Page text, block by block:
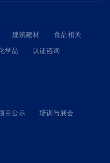
建筑建材
食品相关
学品
认证咨询
目公示 培训与展会